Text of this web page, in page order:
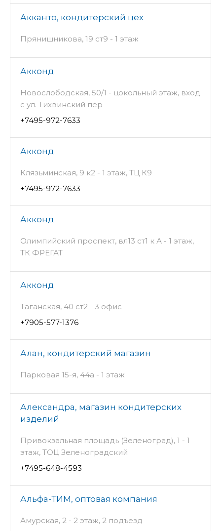
Акканто, кондитерский цех
Прянишникова, 19 ст9 - 1 этаж
Акконд
Новослободская, 50/1 - цокольный этаж, вход
с ул. Тихвинский пер
+7495-972-7633
Акконд
Клязьминская, 9 к2 - 1 этаж, ТЦ К9
+7495-972-7633
Акконд
Олимпийский проспект, вл13 ст1 к А - 1 этаж,
ТК ФРЕГАТ
Акконд
Таганская, 40 ст2 - 3 офис
+7905-577-1376
Алан, кондитерский магазин
Парковая 15-я, 44а - 1 этаж
Александра, магазин кондитерских
изделий
Привокзальная площадь (Зеленоград), 1 - 1
этаж, ТОЦ Зеленоградский
+7495-648-4593
Альфа-ТИМ, оптовая компания
Амурская, 2 - 2 этаж, 2 подъезд